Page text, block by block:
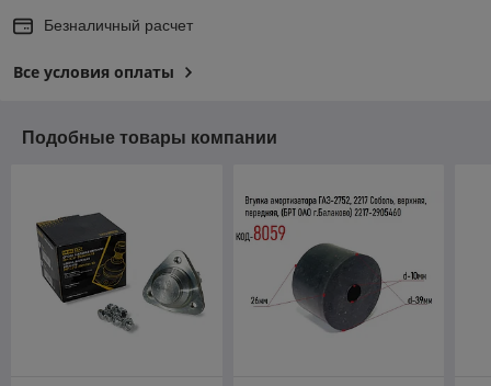
Безналичный расчет
Все условия оплаты
Подобные товары компании